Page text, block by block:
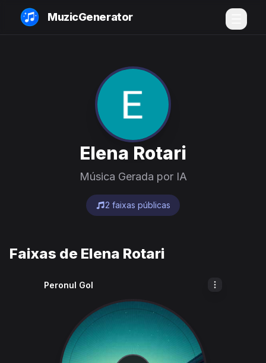
MuzicGenerator
Elena Rotari
Música Gerada por IA
2 faixas públicas
Faixas de Elena Rotari
Peronul Gol